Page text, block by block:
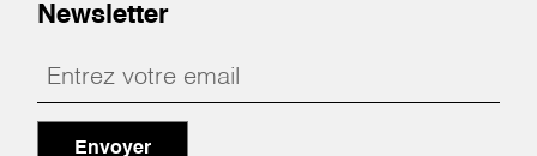
Newsletter
Envoyer